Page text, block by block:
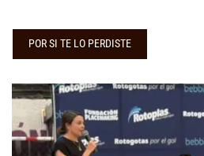
POR SI TE LO PERDISTE